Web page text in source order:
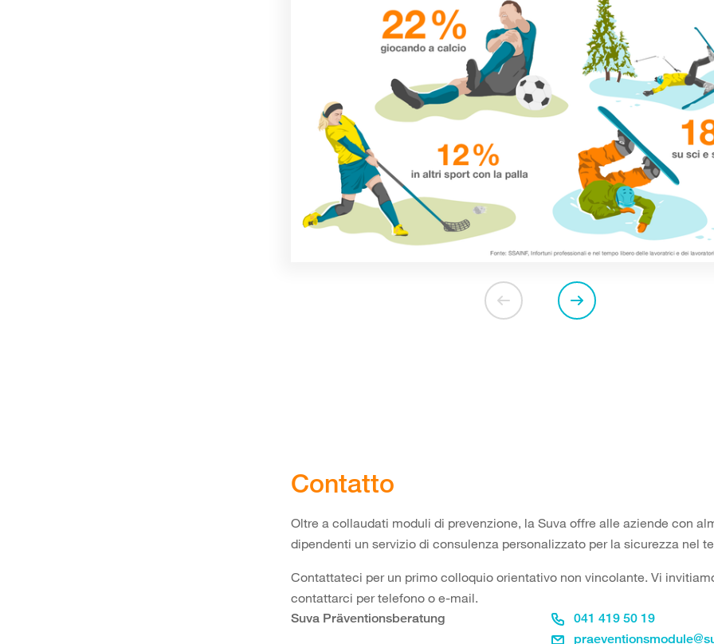
Contatto
Oltre a collaudati moduli di prevenzione, la Suva offre alle aziende con
dipendenti un servizio di consulenza personalizzato per la sicurezza nel
Contattateci per un primo colloquio orientativo non vincolante. Vi
contattarci per telefono o e-mail.
Suva Präventionsberatung
041 419 50 19